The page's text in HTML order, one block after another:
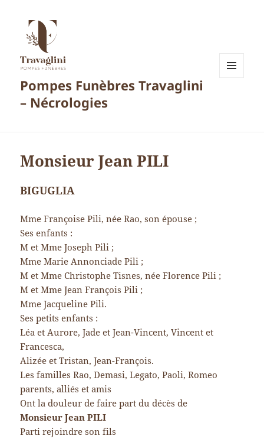
Pompes Funèbres Travaglini
– Nécrologies
Monsieur Jean PILI
BIGUGLIA
Mme Françoise Pili, née Rao, son épouse ;
Ses enfants :
M et Mme Joseph Pili ;
Mme Marie Annonciade Pili ;
M et Mme Christophe Tisnes, née Florence Pili ;
M et Mme Jean François Pili ;
Mme Jacqueline Pili.
Ses petits enfants :
Léa et Aurore, Jade et Jean-Vincent, Vincent et
Francesca,
Alizée et Tristan, Jean-François.
Les familles Rao, Demasi, Legato, Paoli, Romeo
parents, alliés et amis
Ont la douleur de faire part du décès de
Monsieur Jean PILI
Parti rejoindre son fils